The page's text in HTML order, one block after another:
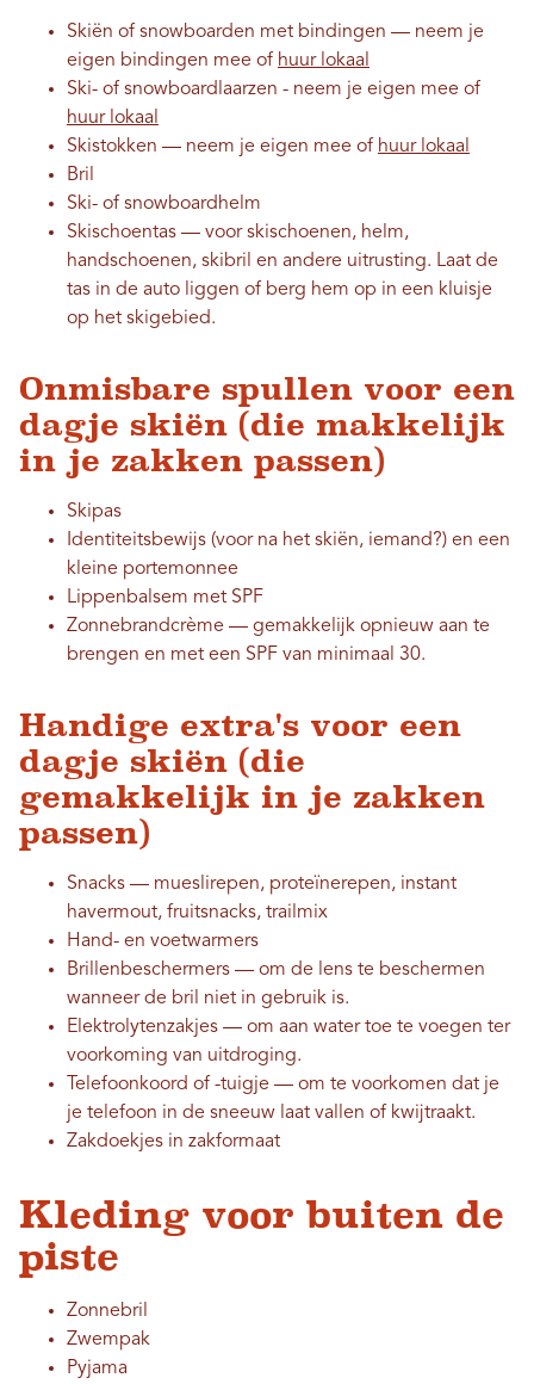
Skiën of snowboarden met bindingen — neem je
eigen bindingen mee of huur lokaal
Ski- of snowboardlaarzen - neem je eigen mee of
huur lokaal
Skistokken — neem je eigen mee of huur lokaal
Bril
Ski- of snowboardhelm
Skischoentas — voor skischoenen, helm,
handschoenen, skibril en andere uitrusting. Laat de
tas in de auto liggen of berg hem op in een kluisje
op het skigebied.
Onmisbare spullen voor een
dagje skiën (die makkelijk
in je zakken passen)
Skipas
Identiteitsbewijs (voor na het skiën, iemand?) en een
kleine portemonnee
Lippenbalsem met SPF
Zonnebrandcrème — gemakkelijk opnieuw aan te
brengen en met een SPF van minimaal 30.
Handige extra's voor een
dagje skiën (die
gemakkelijk in je zakken
passen)
Snacks — mueslirepen, proteïnerepen, instant
havermout, fruitsnacks, trailmix
Hand- en voetwarmers
Brillenbeschermers — om de lens te beschermen
wanneer de bril niet in gebruik is.
Elektrolytenzakjes — om aan water toe te voegen ter
voorkoming van uitdroging.
Telefoonkoord of -tuigje — om te voorkomen dat je
je telefoon in de sneeuw laat vallen of kwijtraakt.
Zakdoekjes in zakformaat
Kleding voor buiten de
piste
Zonnebril
Zwempak
Pyjama